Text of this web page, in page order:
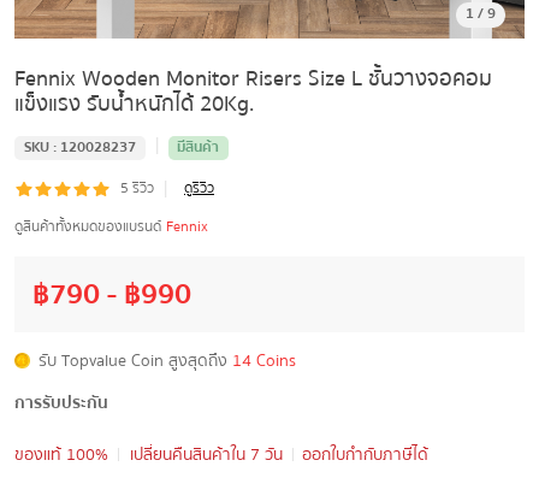
1 /9
Fennix Wooden Monitor Risers Size L ชั้นวางจอคอม
แข็งแรง รับน้ำหนักได้ 20Kg.
SKU : 120028237 |
มีสินค้า
5 รีวิว |
ดูรีวิว
ดูสินค้าทั้งหมดของแบรนด์ Fennix
฿790- ฿990
รับ Topvalue Coin สูงสุดถึง 14 Coins
การรับประกัน
ของแท้ 100%
เปลี่ยนคืนสินค้าใน 7 วัน
ออกใบกำกับภาษีได้